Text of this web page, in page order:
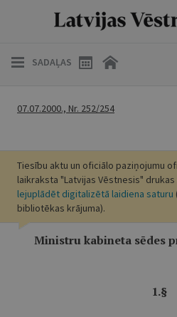
SADAĻAS
07.07.2000., Nr. 252/254
Tiesību aktu un oficiālo paziņojumu
laikraksta "Latvijas Vēstnesis"
lejuplādēt digitalizētā laidiena saturu
bibliotēkas krājuma).
Ministru kabineta sēdes
1.§